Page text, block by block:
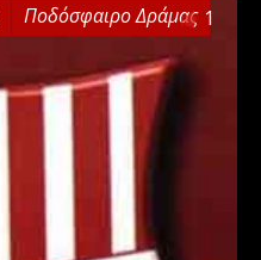
Ποδόσφαιρο Δράμας 1